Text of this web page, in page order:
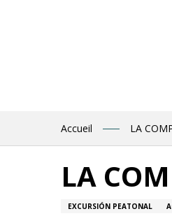
Accueil LA
LA
EXCURSIÓN PEATONAL